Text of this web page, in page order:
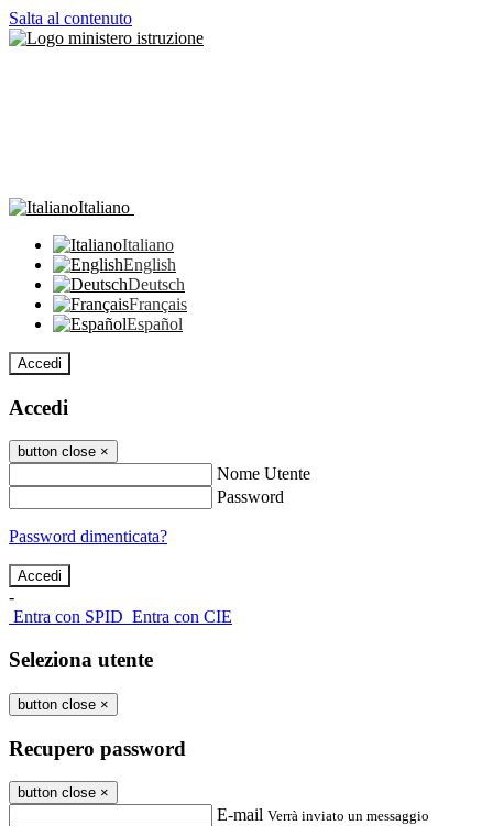
Salta al contenuto
Italiano
Italiano
English
Deutsch
Français
Español
Accedi
Accedi
button close ×
Nome Utente
Password
Password dimenticata?
-
Entra con SPID Entra con CIE
Seleziona utente
button close ×
Recupero password
button close ×
E-mail Verrà inviato un messaggio